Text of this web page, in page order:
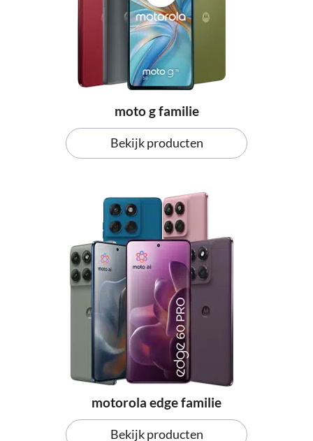
moto g familie
Bekijk producten
motorola edge familie
Bekijk producten